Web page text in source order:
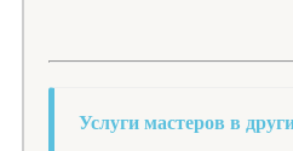
Услуги мастеров в